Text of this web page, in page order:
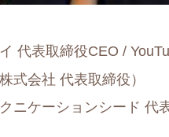
代表取締役CEO /
式会社 代表取締役）
ニケーションシード 代